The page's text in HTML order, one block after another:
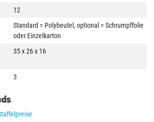
12
Standard = Polybeutel, optional = Schrumpffolie
oder Einzelkarton
35 x 26 x 16
3